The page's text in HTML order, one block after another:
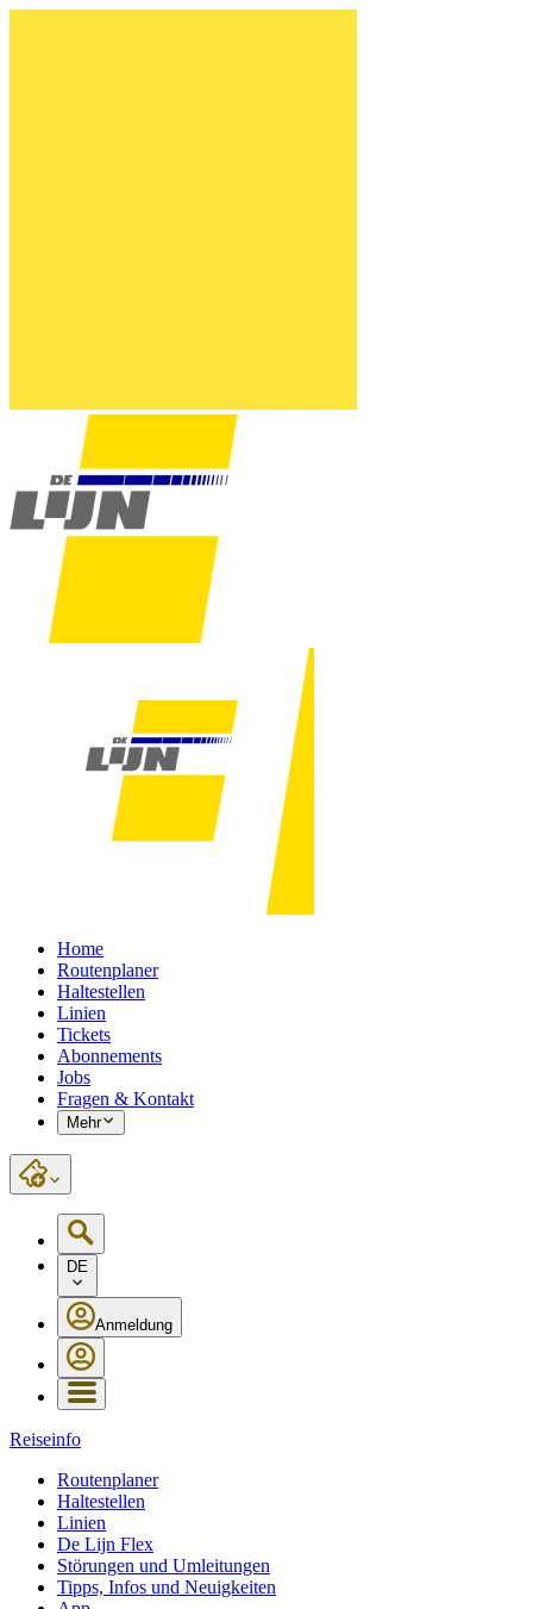
Home
Routenplaner
Haltestellen
Linien
Tickets
Abonnements
Jobs
Fragen & Kontakt
Mehr
DE
Anmeldung
Reiseinfo
Routenplaner
Haltestellen
Linien
De Lijn Flex
Störungen und Umleitungen
Tipps, Infos und Neuigkeiten